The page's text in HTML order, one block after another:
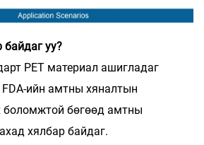
уу?
PET материал ашигладаг
FDA-ийн амтны хяналтын
боломжтой бөгөөд амтны
хялбар байдаг.